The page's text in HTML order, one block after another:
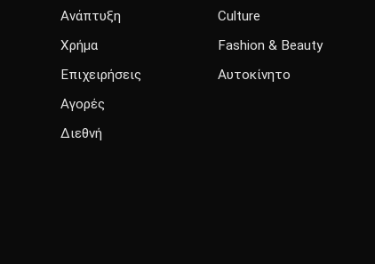
Ανάπτυξη
Χρήμα
Επιχειρήσεις
Αγορές
Διεθνή
Culture
Fashion & Beauty
Αυτοκίνητο